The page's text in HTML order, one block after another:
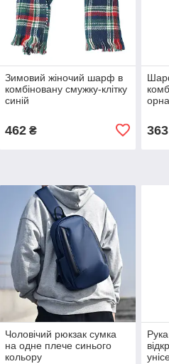
Зимовий жіночий шарф в
комбіновану смужку-клітку
синій
462₴ 363
Чоловічий рюкзак сумка
на одне плече синього
кольору